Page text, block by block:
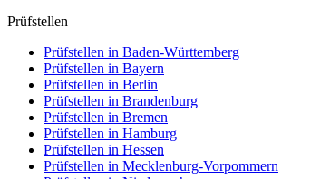
Prüfstellen
Prüfstellen in Baden-Württemberg
Prüfstellen in Bayern
Prüfstellen in Berlin
Prüfstellen in Brandenburg
Prüfstellen in Bremen
Prüfstellen in Hamburg
Prüfstellen in Hessen
Prüfstellen in Mecklenburg-Vorpommern